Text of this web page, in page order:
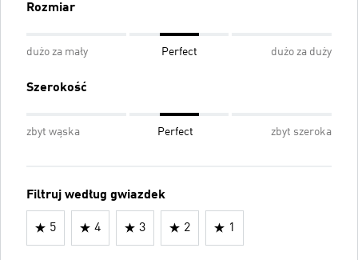
Rozmiar
dużo za mały Perfect dużo za duży
Szerokość
zbyt wąska Perfect zbyt szeroka
Filtruj według gwiazdek
5 4 3 2 1